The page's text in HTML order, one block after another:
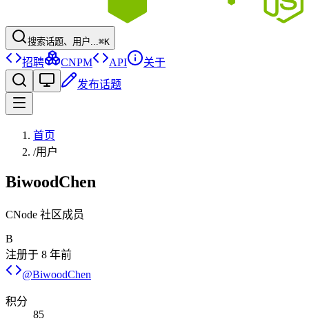
搜索话题、用户...⌘K
招聘 CNPM API
关于
发布话题
首页
/用户
BiwoodChen
CNode 社区成员
B
注册于 8 年前
@BiwoodChen
积分
85